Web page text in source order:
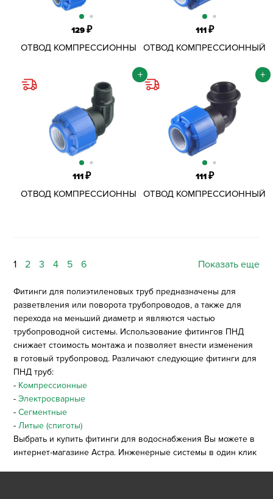
129₽
ОТВОД КОМПРЕССИОННЫЙ
111₽
ОТВОД КОМПРЕССИОННЫЙ
111₽
ОТВОД КОМПРЕССИОННЫЙ
+
111₽
ОТВОД КОМПРЕССИОННЫЙ
+
1 2 3 4 5 6 Показать еще
Фитинги для полиэтиленовых труб предназначены для
разветвления или поворота трубопроводов, а также для
перехода на меньший диаметр и являются частью
трубопроводной системы. Использование фитингов ПНД
снижает стоимость монтажа и позволяет внести изменения
в готовый трубопровод. Различают следующие фитинги для
ПНД труб:
- Компрессионные
-Электросварные
-Сегментные
-Литые (спиготы)
Выбрать и купить фитинги для водоснабжения Вы можете в
интернет-магазине Астра. Инженерные системы в один клик